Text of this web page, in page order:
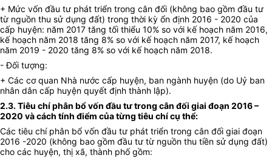
+ Mức vốn đầu tư phát triển trong cân đối (không bao gồm đầu tư
từ nguồn thu sử dụng đất) trong thời kỳ ổn định 2016 - 2020 của
cấp huyện: năm 2017 tăng tối thiểu 10% so với kế hoạch năm 2016,
kế hoạch năm 2018 tăng 8% so với kế hoạch năm 2017, kế hoạch
năm 2019 - 2020 tăng 8% so với kế hoạch năm 2018.
- Đối tượng:
+ Các cơ quan Nhà nước cấp huyện, ban ngành huyện (do Uỷ ban
nhân dân cấp huyện quyết định thành lập).
2.3. Tiêu chí phân bổ vốn đầu tư trong cân đối giai đoạn 2016 –
2020 và cách tính điểm của từng tiêu chí cụ thể:
Các tiêu chí phân bổ vốn đầu tư phát triển trong cân đối giai đoạn
2016 -2020 (không bao gồm đầu tư từ nguồn thu tiền sử dụng đất)
cho các huyện, thị xã, thành phố gồm: